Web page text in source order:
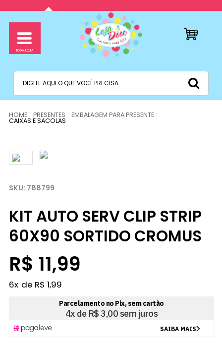
PRESENTES EMBALAGEM PARA PRESENTE
CAIXAS E SACOLAS
788799
KIT AUTO SERV CLIP STRIP
60X90 SORTIDO CROMUS
R$ 11,99
6x R$ 1,99